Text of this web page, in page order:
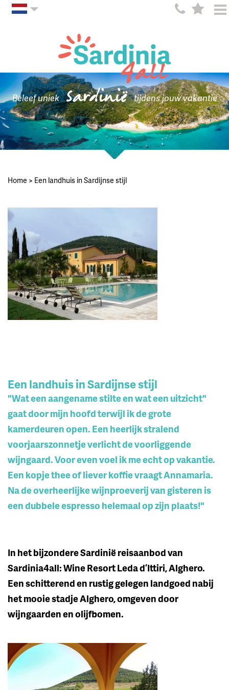
Beleef uniek Sardinië tijdens jouw vakantie
Home > Een landhuis in Sardijnse stijl
Een landhuis in Sardijnse stijl
"Wat een aangename stilte en wat een uitzicht"
gaat door mijn hoofd terwijl ik de grote
kamerdeuren open. Een heerlijk stralend
voorjaarszonnetje verlicht de voorliggende
wijngaard. Voor even voel ik me echt op vakantie.
Een kopje thee of liever koffie vraagt Annamaria.
Na de overheerlijke wijnproeverij van gisteren is
een dubbele espresso helemaal op zijn plaats!"
In het bijzondere Sardinië reisaanbod van
Sardinia4all: Wine Resort Leda d’Ittiri, Alghero.
Een schitterend en rustig gelegen landgoed nabij
het mooie stadje Alghero, omgeven door
wijngaarden en olijfbomen.